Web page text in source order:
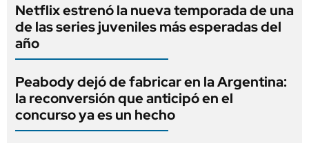
Netflix estrenó la nueva temporada de una
de las series juveniles más esperadas del
año
Peabody dejó de fabricar en la Argentina:
la reconversión que anticipó en el
concurso ya es un hecho